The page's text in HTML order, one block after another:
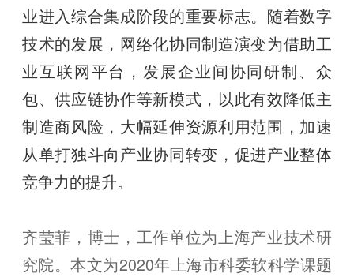
业进入综合集成阶段的重要标志。随着数字
技术的发展，网络化协同制造演变为借助工
业互联网平台，发展企业间协同研制、众
包、供应链协作等新模式，以此有效降低主
制造商风险，大幅延伸资源利用范围，加速
从单打独斗向产业协同转变，促进产业整体
竞争力的提升。
齐莹菲，博士，工作单位为上海产业技术研
究院。本文为2020年上海市科委软科学课题